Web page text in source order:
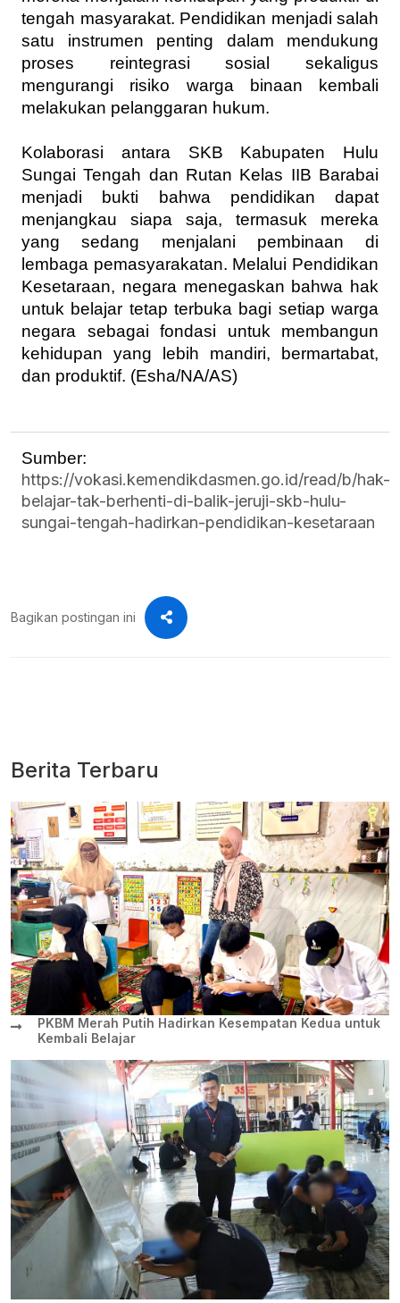
Berita Terbaru
PKBM Merah Putih Hadirkan Kesempatan Kedua untuk
Kembali Belajar
tengah masyarakat. Pendidikan menjadi salah
satu instrumen penting dalam mendukung
proses reintegrasi sosial sekaligus
mengurangi risiko warga binaan kembali
melakukan pelanggaran hukum.
Kolaborasi antara SKB Kabupaten Hulu
Sungai Tengah dan Rutan Kelas IIB Barabai
menjadi bukti bahwa pendidikan dapat
menjangkau siapa saja, termasuk mereka
yang sedang menjalani pembinaan di
lembaga pemasyarakatan. Melalui Pendidikan
Kesetaraan, negara menegaskan bahwa hak
untuk belajar tetap terbuka bagi setiap warga
negara sebagai fondasi untuk membangun
kehidupan yang lebih mandiri, bermartabat,
dan produktif. (Esha/NA/AS)
Sumber:
https://vokasi.kemendikdasmen.go.id/read/b/hak-
belajar-tak-berhenti-di-balik-jeruji-skb-hulu-
sungai-tengah-hadirkan-pendidikan-kesetaraan
Bagikan postingan ini